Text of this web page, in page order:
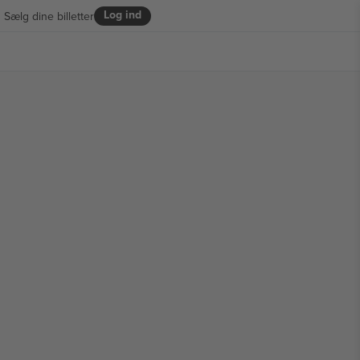
Log ind
Sælg dine billetter